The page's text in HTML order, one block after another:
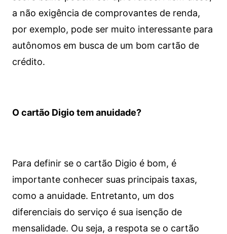
a não exigência de comprovantes de renda,
por exemplo, pode ser muito interessante para
autônomos em busca de um bom cartão de
crédito.
O cartão Digio tem anuidade?
Para definir se o cartão Digio é bom, é
importante conhecer suas principais taxas,
como a anuidade. Entretanto, um dos
diferenciais do serviço é sua isenção de
mensalidade. Ou seja, a respota se o cartão